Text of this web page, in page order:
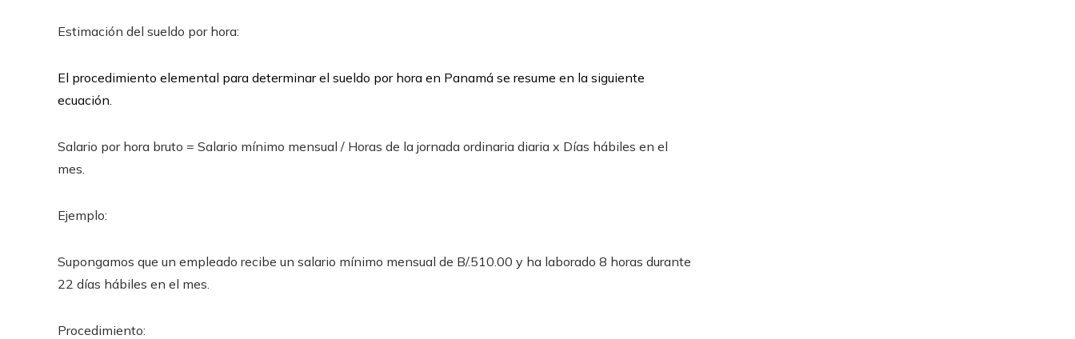
Estimación del sueldo por hora:
El procedimiento elemental para determinar el sueldo por hora en Panamá se resume en la siguiente
ecuación.
Salario por hora bruto = Salario mínimo mensual / Horas de la jornada ordinaria diaria x Días hábiles en el
mes.
Ejemplo:
Supongamos que un empleado recibe un salario mínimo mensual de B/.510.00 y ha laborado 8 horas durante
22 días hábiles en el mes.
Procedimiento: